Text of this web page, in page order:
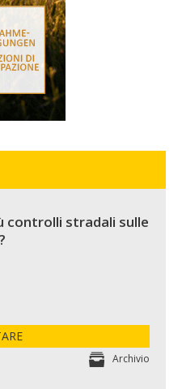
controlli stradali sulle
Archivio